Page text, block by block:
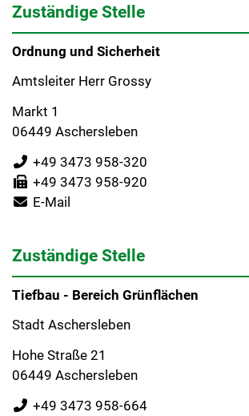
Zuständige Stelle
Ordnung und Sicherheit
Amtsleiter Herr Grossy
Markt 1
06449 Aschersleben
+49 3473 958-320
+49 3473 958-920
E-Mail
Zuständige Stelle
Tiefbau - Bereich Grünflächen
Stadt Aschersleben
Hohe Straße 21
06449 Aschersleben
+49 3473 958-664